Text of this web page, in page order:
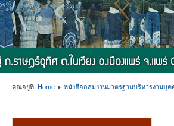
คุณอยู่ที่: Home หนังสือกลุ่มงานมาตรฐานบริหารงานบุค